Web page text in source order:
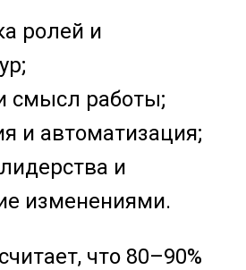
ролей и
смысл работы;
и автоматизация;
и
изменениями.
что 80–90%